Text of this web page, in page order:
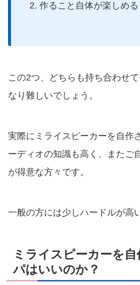
作ること自体が楽しめる
この2つ、どちらも持ち合わせ
なり難しいでしょう。
実際にミライスピーカーを自作
ーディオの知識も高く、またご
が得意な方々です。
一般の方には少しハードルが高
ミライスピーカーを
パはいいのか？